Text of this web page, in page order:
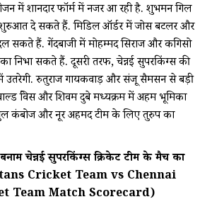
में शानदार फॉर्म में नजर आ रही है. शुभमन गिल
दे सकते हैं. मिडिल ऑर्डर में जोस बटलर और
सकते हैं. गेंदबाजी में मोहम्मद सिराज और कगिसो
निभा सकते हैं. दूसरी तरफ, चेन्नई सुपरकिंग्स की
उतरेगी. रुतुराज गायकवाड़ और संजू सैमसन से बड़ी
ब्रेविस और शिवम दुबे मध्यक्रम में अहम भूमिका
कंबोज और नूर अहमद टीम के लिए तुरुप का
चेन्नई सुपरकिंग्स क्रिकेट टीम के मैच का
Cricket Team vs Chennai
Team Match Scorecard)